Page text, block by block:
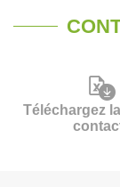
Téléchargez